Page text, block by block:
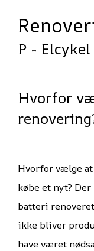
P -
Hvorfor
Hvorfor vælge
købe et nyt?
batteri
ikke bliver
have været